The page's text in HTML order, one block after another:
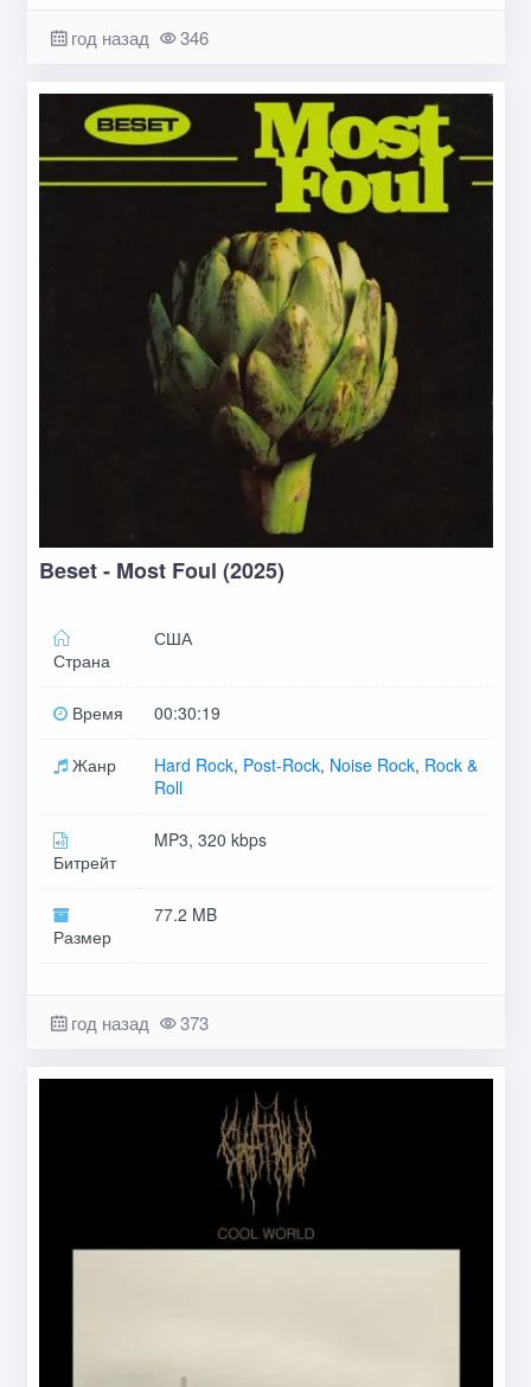
год назад 346
Beset - Most Foul (2025)
Страна
США
Время 00:30:19
Жанр Hard Rock, Post-Rock, Noise Rock, Rock &
Roll
Битрейт
MP3, 320 kbps
Размер
77.2 MB
год назад 373